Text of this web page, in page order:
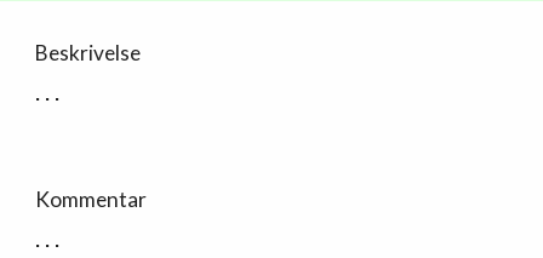
Beskrivelse
. . .
Kommentar
. . .